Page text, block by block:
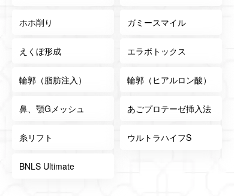
ホホ削り ガミースマイル
えくぼ形成 エラボトックス
輪郭（脂肪注入） 輪郭（ヒアルロン酸）
鼻、顎Gメッシュ あごプロテーゼ挿入法
糸リフト ウルトラハイフS
BNLS Ultimate